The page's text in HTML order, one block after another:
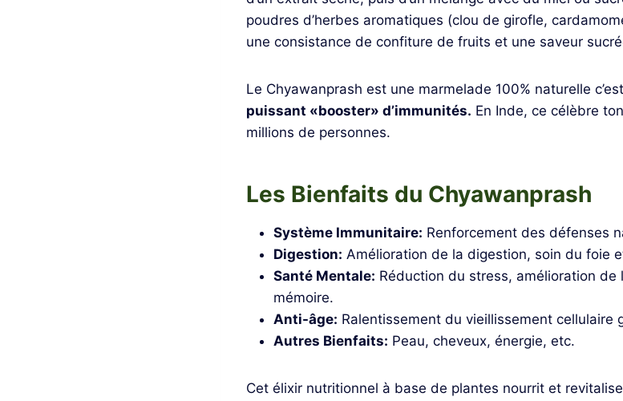
poudres d’herbes aromatiques (clou de girofle,
une consistance de confiture de fruits et une saveur
Le Chyawanprash est une marmelade 100% naturelle
puissant «booster» d’immunités. En Inde, ce célèbre
millions de personnes.
Les Bienfaits du Chyawanprash
Système Immunitaire: Renforcement des défenses
Digestion: Amélioration de la digestion, soin du foie
Santé Mentale: Réduction du stress, amélioration
mémoire.
Anti-âge: Ralentissement du vieillissement cellulaire
Autres Bienfaits: Peau, cheveux, énergie, etc.
Cet élixir nutritionnel à base de plantes nourrit et